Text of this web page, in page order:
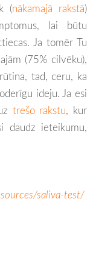
(nākamajā rakstā)
lai būtu
Ja tomēr Tu
(75% cilvēku),
tad, ceru, ka
ideju. Ja esi
trešo rakstu, kur
daudz ieteikumu,
saliva-test/